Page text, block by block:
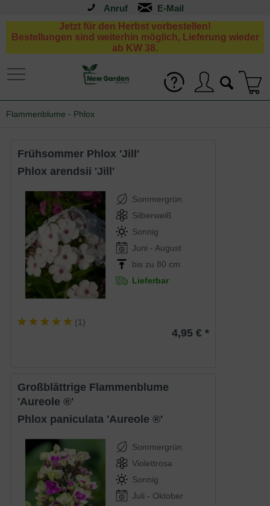
Anruf
Jetzt für den Herbst vorbestellen!
Bestellungen sind weiterhin möglich, Lieferung wieder
ab KW 38.
Flammenblume - Phlox
Frühsommer Phlox 'Jill'
Phlox arendsii 'Jill'
Sommergrün
Silberweiß
Sonnig
Juni - August
bis zu 80 cm
Lieferbar
(1)
4,95 € *
Großblättrige Flammenblume
'Aureole ®'
Phlox paniculata 'Aureole ®'
Sommergrün
Violettrosa
Sonnig
Juli - Oktober